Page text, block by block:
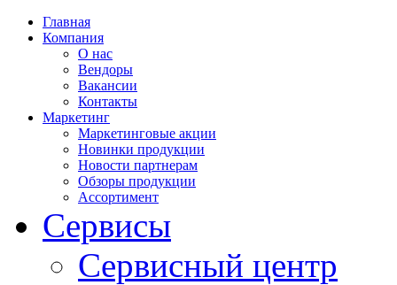
Главная
Компания
О нас
Вендоры
Вакансии
Контакты
Маркетинг
Маркетинговые акции
Новинки продукции
Новости партнерам
Обзоры продукции
Ассортимент
Сервисы
Сервисный центр